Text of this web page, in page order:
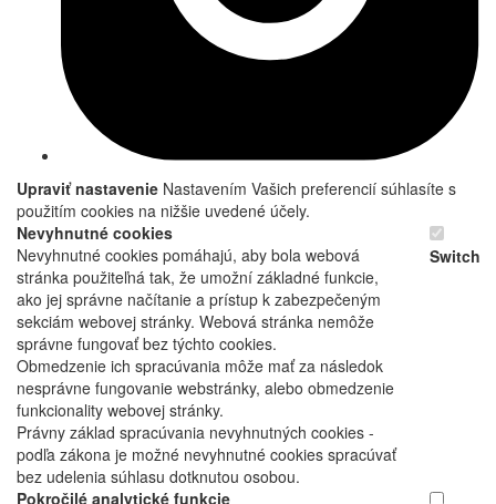
Upraviť nastavenie Nastavením Vašich preferencií súhlasíte s
použitím cookies na nižšie uvedené účely.
Nevyhnutné cookies
Nevyhnutné cookies pomáhajú, aby bola webová
stránka použiteľná tak, že umožní základné funkcie,
ako jej správne načítanie a prístup k zabezpečeným
sekciám webovej stránky. Webová stránka nemôže
správne fungovať bez týchto cookies.
Obmedzenie ich spracúvania môže mať za následok
nesprávne fungovanie webstránky, alebo obmedzenie
funkcionality webovej stránky.
Právny základ spracúvania nevyhnutných cookies -
podľa zákona je možné nevyhnutné cookies spracúvať
bez udelenia súhlasu dotknutou osobou.
Switch
Pokročilé analytické funkcie